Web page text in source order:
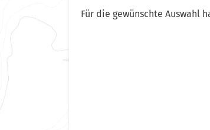
Für die gewünschte Auswahl